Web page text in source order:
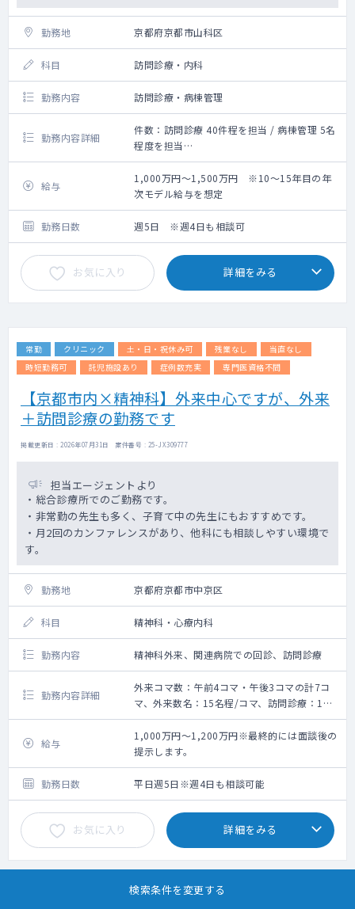
勤務地 京都府京都市山科区
科目 訪問診療・内科
勤務内容 訪問診療・病棟管理
勤務内容詳細
件数：訪問診療 40件程を担当 / 病棟管理 5名
程度を担当
・病棟の区分は応相談です
・イメージとしては訪問診療7割、病棟３割の
業務振り分けとなります。
・オンコールもございますが、環境等の事情
を考慮して免除も可能です
給与
1,000万円～1,500万円 ※10～15年目の年
次モデル給与を想定
勤務日数 週5日 ※週4日も相談可
お気に入り 詳細をみる
常勤 クリニック 土・日・祝休み可 残業なし
当直なし
時短勤務可
託児施設あり 症例数充実 専門医資格不問
【京都市内×精神科】外来中心ですが、外来
＋訪問診療の勤務です
掲載更新日 : 2026年07月31日 案件番号 : 25-JX309777
担当エージェントより
・総合診療所でのご勤務です。
・非常勤の先生も多く、子育て中の先生にもおすすめです。
・月2回のカンファレンスがあり、他科にも相談しやすい環境で
す。
勤務地 京都府京都市中京区
科目 精神科・心療内科
勤務内容 精神科外来、関連病院での回診、訪問診療
勤務内容詳細
外来コマ数：午前4コマ・午後3コマの計7コ
マ、外来数名：15名程/コマ、訪問診療：1～
2コマ
【勤務内容】
外来と関連病院含めて病棟回診や訪問診療も
お願いします。
・外来：かかりつけの患者さんが中心で、専
門性を活かした外来枠も相談可能です。
・訪問診療：居宅中心で、医師、看護師、運
転士の3名で訪問します。
・病棟管理：当法人の関連病院における入院
給与
1,000万円～1,200万円※最終的には面談後の
提示します。
勤務日数 平日週5日※週4日も相談可能
お気に入り 詳細をみる
検索条件を変更する